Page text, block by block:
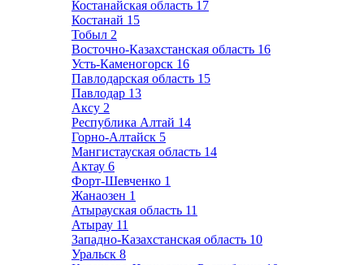
Костанайская область 17
Костанай 15
Тобыл 2
Восточно-Казахстанская область 16
Усть-Каменогорск 16
Павлодарская область 15
Павлодар 13
Аксу 2
Республика Алтай 14
Горно-Алтайск 5
Мангистауская область 14
Актау 6
Форт-Шевченко 1
Жанаозен 1
Атырауская область 11
Атырау 11
Западно-Казахстанская область 10
Уральск 8